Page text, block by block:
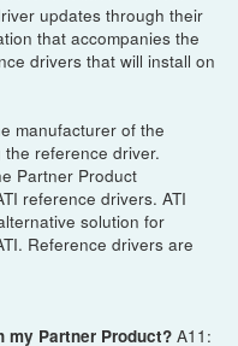
updates through their
that accompanies the
drivers that will install on
manufacturer of the
reference driver.
Partner Product
reference drivers. ATI
solution for
Reference drivers are
my Partner Product?A11: